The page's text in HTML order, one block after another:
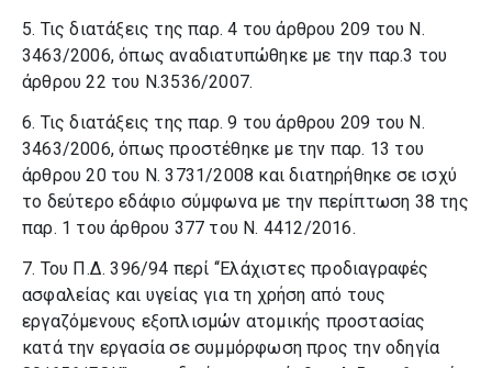
5. Τις διατάξεις της παρ. 4 του άρθρου 209 του Ν.
3463/2006, όπως αναδιατυπώθηκε με την παρ.3 του
άρθρου 22 του Ν.3536/2007.
6. Τις διατάξεις της παρ. 9 του άρθρου 209 του Ν.
3463/2006, όπως προστέθηκε με την παρ. 13 του
άρθρου 20 του Ν. 3731/2008 και διατηρήθηκε σε ισχύ
το δεύτερο εδάφιο σύμφωνα με την περίπτωση 38 της
παρ. 1 του άρθρου 377 του Ν. 4412/2016.
7. Του Π.Δ. 396/94 περί ‘‘Ελάχιστες προδιαγραφές
ασφαλείας και υγείας για τη χρήση από τους
εργαζόμενους εξοπλισμών ατομικής προστασίας
κατά την εργασία σε συμμόρφωση προς την οδηγία